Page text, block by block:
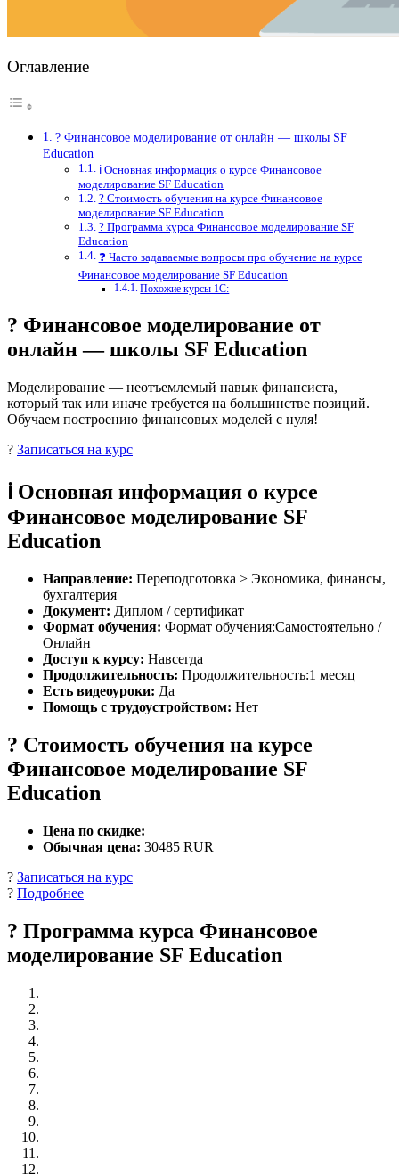
Оглавление
? Финансовое моделирование от онлайн — школы SF
Education
ℹ️ Основная информация о курсе Финансовое
моделирование SF Education
? Стоимость обучения на курсе Финансовое
моделирование SF Education
? Программа курса Финансовое моделирование SF
Education
❓ Часто задаваемые вопросы про обучение на курсе
Финансовое моделирование SF Education
Похожие курсы 1С:
? Финансовое моделирование от
онлайн — школы SF Education
Моделирование — неотъемлемый навык финансиста,
который так или иначе требуется на большинстве позиций.
Обучаем построению финансовых моделей с нуля!
? Записаться на курс
ℹ️ Основная информация о курсе
Финансовое моделирование SF
Education
Направление: Переподготовка > Экономика, финансы,
бухгалтерия
Документ: Диплом / сертификат
Формат обучения: Формат обучения:Самостоятельно /
Онлайн
Доступ к курсу: Навсегда
Продолжительность: Продолжительность:1 месяц
Есть видеоуроки: Да
Помощь с трудоустройством: Нет
? Стоимость обучения на курсе
Финансовое моделирование SF
Education
Цена по скидке:
Обычная цена: 30485 RUR
? Записаться на курс
? Подробнее
? Программа курса Финансовое
моделирование SF Education